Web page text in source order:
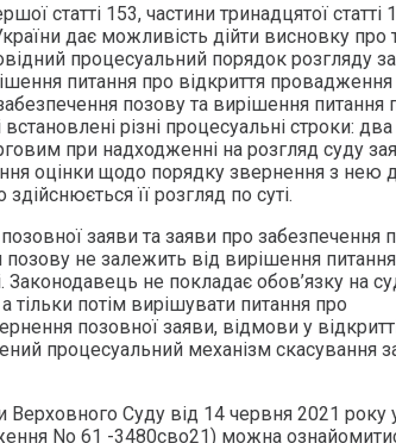
статті 153, частини тринадцятої статті
дає можливість дійти висновку про
процесуальний порядок розгляду
питання про відкриття провадження
позову та вирішення питання
різні процесуальні строки: два
при надходженні на розгляд суду
оцінки щодо порядку звернення з нею
її розгляд по суті.
заяви та заяви про забезпечення
не залежить від вирішення
Законодавець не покладає обов’язку на
тільки потім вирішувати питання про
позовної заяви, відмови у
процесуальний механізм скасування
Верховного Суду від 14 червня 2021 року
No 61 -3480сво21) можна